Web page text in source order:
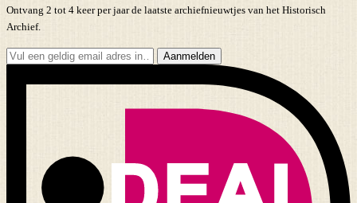
Ontvang 2 tot 4 keer per jaar de laatste archiefnieuwtjes van het Historisch
Archief.
Aanmelden